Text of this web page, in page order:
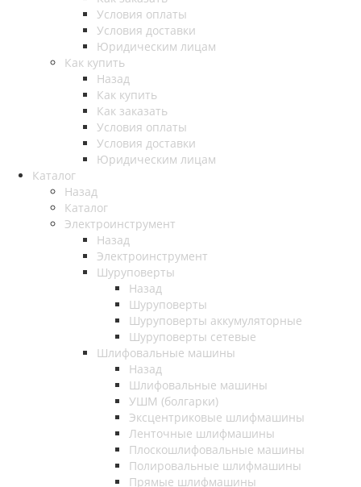
Условия оплаты
Условия доставки
Юридическим лицам
Как купить
Назад
Как купить
Как заказать
Условия оплаты
Условия доставки
Юридическим лицам
Каталог
Назад
Каталог
Электроинструмент
Назад
Электроинструмент
Шуруповерты
Назад
Шуруповерты
Шуруповерты аккумуляторные
Шуруповерты сетевые
Шлифовальные машины
Назад
Шлифовальные машины
УШМ (болгарки)
Эксцентриковые шлифмашины
Ленточные шлифмашины
Плоскошлифовальные машины
Полировальные шлифмашины
Прямые шлифмашины